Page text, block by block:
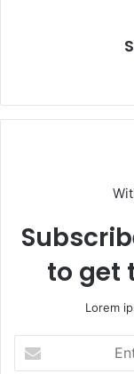
to get
Lorem
your